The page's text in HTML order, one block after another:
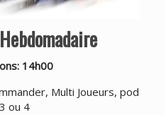
14h00
Multi Joueurs, pod
ou 4